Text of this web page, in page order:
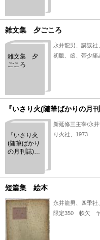
雑文集 夕ごころ
雑文集 夕
ごころ
永井龍男、講談社
初版、函、帯少痛
『いさり火(随筆ばかりの月
『いさり火
(随筆ばかり
の月刊誌)』
新延修三主宰/永
り火社、1973
短篇集 絵本
永井龍男、四季社
限定350 帙欠 ヤ